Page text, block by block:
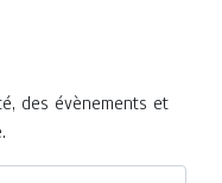
des évènements et